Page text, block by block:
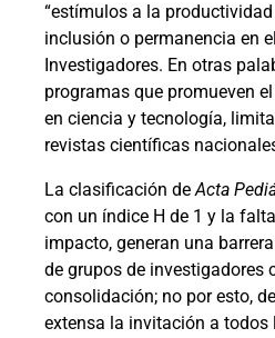
“estímulos a la
inclusión o permanencia en
Investigadores. En otras
programas que promueven
en ciencia y tecnología,
revistas científicas
La clasificación deActa
con un índice H de 1 y la
impacto, generan una
de grupos de investigadores
consolidación; no por esto,
extensa la invitación a todos